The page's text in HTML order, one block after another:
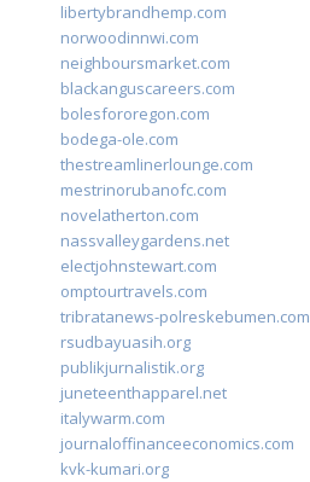
libertybrandhemp.com
norwoodinnwi.com
neighboursmarket.com
blackanguscareers.com
bolesfororegon.com
bodega-ole.com
thestreamlinerlounge.com
mestrinorubanofc.com
novelatherton.com
nassvalleygardens.net
electjohnstewart.com
omptourtravels.com
tribratanews-polreskebumen.com
rsudbayuasih.org
publikjurnalistik.org
juneteenthapparel.net
italywarm.com
journaloffinanceeconomics.com
kvk-kumari.org